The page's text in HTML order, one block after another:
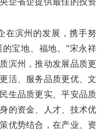
在滨州的发展，携手努
宝地、福地。”宋永祥
滨州，推动发展品质更
活、服务品质更优、文
生品质更实、平安品质
的资金、人才、技术优
优势结合，在产业、资